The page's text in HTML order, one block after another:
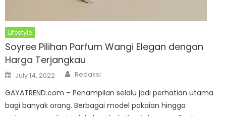
Lifestyle
Soyree Pilihan Parfum Wangi Elegan dengan
Harga Terjangkau
Posted
on
July 14, 2022 Author
Redaksi
GAYATREND.com – Penampilan selalu jadi perhatian utama
bagi banyak orang. Berbagai model pakaian hingga